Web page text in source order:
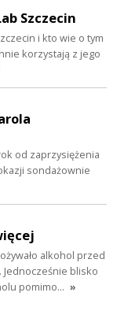
Szczecin
i kto wie o tym
korzystają z jego
od zaprzysiężenia
sondażownie
alkohol przed
Jednocześnie blisko
pomimo… »